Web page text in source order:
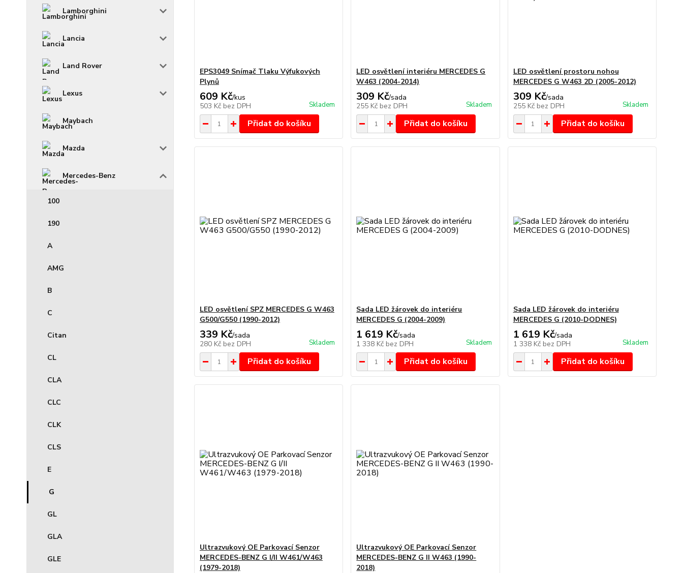
Lamborghini
Lancia
Land Rover
Lexus
Maybach
Mazda
Mercedes-Benz
100
190
A
AMG
B
C
Citan
CL
CLA
CLC
CLK
CLS
E
G
GL
GLA
GLE
EPS3049 Snímač Tlaku Výfukových
Plynů
609 Kč/kus
503 Kč bez DPH Skladem
Přidat do košíku
LED osvětlení interiéru MERCEDES G
W463 (2004-2014)
309 Kč/sada
255 Kč bez DPH Skladem
Přidat do košíku
LED osvětlení prostoru nohou
MERCEDES G W463 2D (2005-2012)
309 Kč/sada
255 Kč bez DPH Skladem
Přidat do košíku
LED osvětlení SPZ MERCEDES G W463
G500/G550 (1990-2012)
339 Kč/sada
280 Kč bez DPH Skladem
Přidat do košíku
Sada LED žárovek do interiéru
MERCEDES G (2004-2009)
1 619 Kč/sada
1 338 Kč bez DPH Skladem
Přidat do košíku
Sada LED žárovek do interiéru
MERCEDES G (2010-DODNES)
1 619 Kč/sada
1 338 Kč bez DPH Skladem
Přidat do košíku
Ultrazvukový OE Parkovací Senzor
MERCEDES-BENZ G I/II W461/W463
(1979-2018)
Ultrazvukový OE Parkovací Senzor
MERCEDES-BENZ G II W463 (1990-
2018)